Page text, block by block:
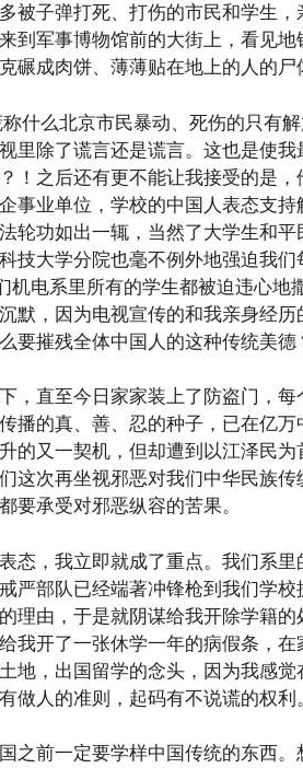
被子弹打死、打伤的市民和学生
到军事博物馆前的大街上，看见
碾成肉饼、薄薄贴在地上的人的尸
什么北京市民暴动、死伤的只有
里除了谎言还是谎言。这也是使
！之后还有更不能让我接受的是
事业单位，学校的中国人表态支
轮功如出一辄，当然了大学生和
技大学分院也毫不例外地强迫我
机电系里所有的学生都被迫违心
默，因为电视宣传的和我亲身经
要摧残全体中国人的这种传统美德
，直至今日家家装上了防盗门，
播的真、善、忍的种子，已在亿
的又一契机，但却遭到以江泽民
这次再坐视邪恶对我们中华民族传
要承受对邪恶纵容的苦果。
态，我立即就成了重点。我们系
严部队已经端著冲锋枪到我们学
理由，于是就阴谋给我开除学籍
我开了一张休学一年的病假条，
地，出国留学的念头，因为我感
做人的准则，起码有不说谎的权利。
之前一定要学样中国传统的东西